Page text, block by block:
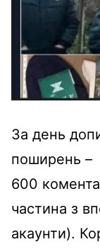
За день
поширень –
600
частина з
акаунти).